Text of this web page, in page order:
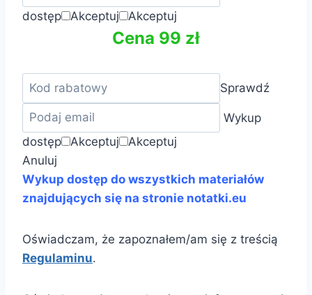
dostęp
Akceptuj Akceptuj
Cena 99 zł
Sprawdź
Wykup
dostęp
Akceptuj
Akceptuj
Anuluj
Wykup dostęp do wszystkich materiałów
znajdujących się na stronie notatki.eu
Oświadczam, że zapoznałem/am się z treścią
Regulaminu.